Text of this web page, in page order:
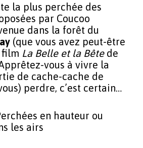
la plus perchée des
par Coucoo
dans la forêt du
(que vous avez peut-être
film La Belle et la Bêtede
vous à vivre la
de cache-cache de
perdre, c’est certain…
en hauteur ou
les airs